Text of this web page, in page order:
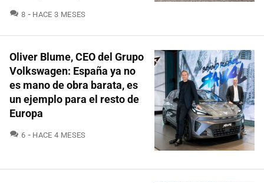
8 COMENTARIOS
HACE 3 MESES
Oliver Blume, CEO del Grupo
Volkswagen: España ya no
es mano de obra barata, es
un ejemplo para el resto de
Europa
6 COMENTARIOS
HACE 4 MESES